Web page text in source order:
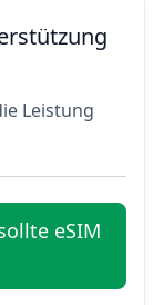
Leistung
eSIM